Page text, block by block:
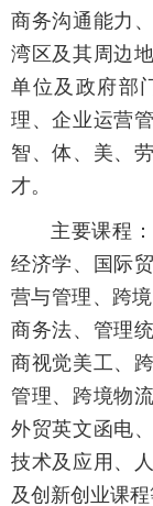
商务沟通能力
湾区及其周边
单位及政府部
理、企业运营
智、体、美、
才。
主要课程
经济学、国际
营与管理、跨
商务法、管理
商视觉美工、
管理、跨境物
外贸英文函电
技术及应用、
及创新创业课程